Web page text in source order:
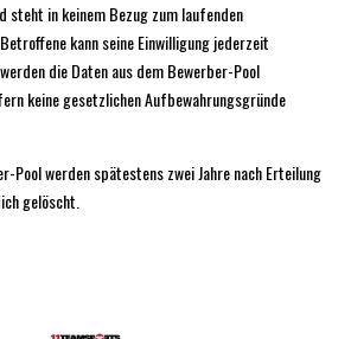
in keinem Bezug zum laufenden
kann seine Einwilligung jederzeit
die Daten aus dem Bewerber-Pool
keine gesetzlichen Aufbewahrungsgründe
Pool werden spätestens zwei Jahre nach Erteilung
gelöscht.